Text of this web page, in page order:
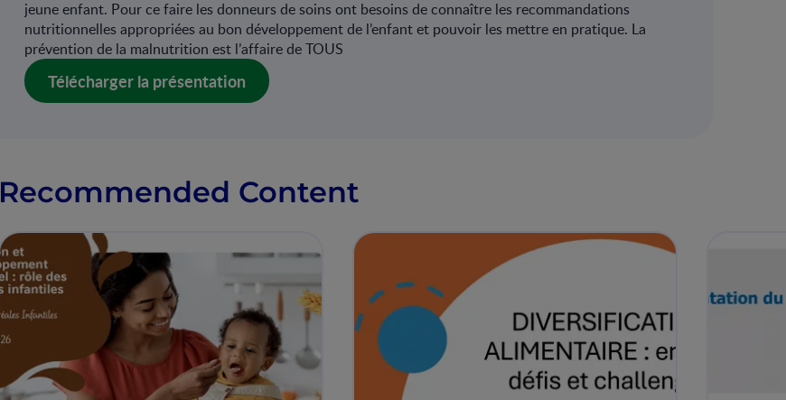
jeune enfant. Pour ce faire les donneurs de soins ont besoins de connaître les recommandations
nutritionnelles appropriées au bon développement de l’enfant et pouvoir les mettre en pratique. La
prévention de la malnutrition est l’affaire de TOUS
Télécharger la présentation
Recommended Content